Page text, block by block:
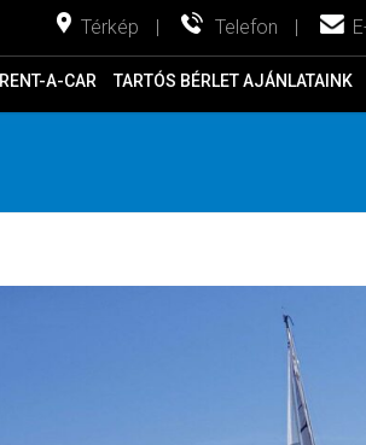
Térkép | Telefon |
RENT-A-CAR TARTÓS BÉRLET AJÁNLATAINK